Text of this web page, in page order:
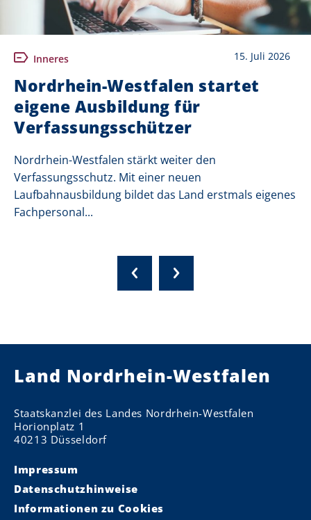
Inneres 15. Juli 2026
Nordrhein-Westfalen startet
eigene Ausbildung für
Verfassungsschützer
Nordrhein-Westfalen stärkt weiter den
Verfassungsschutz. Mit einer neuen
Laufbahnausbildung bildet das Land erstmals eigenes
Fachpersonal...
Land Nordrhein-Westfalen
Staatskanzlei des Landes Nordrhein-Westfalen
Horionplatz 1
40213 Düsseldorf
Impressum
Datenschutzhinweise
Informationen zu Cookies